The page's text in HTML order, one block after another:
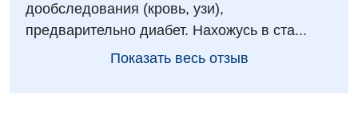
Для детей
Детская аллергология
дообследования (кровь, узи),
предварительно диабет. Нахожусь в ста...
Показать весь отзыв